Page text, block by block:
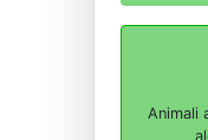
Animali